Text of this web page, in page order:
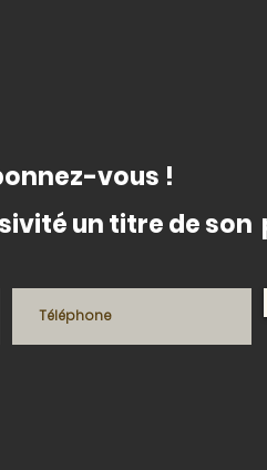
vous !
un titre de